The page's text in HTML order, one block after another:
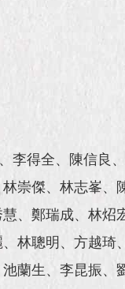
李得全、陳信良
崇傑、林志峯、
、鄭瑞成、林
林聰明、方越
蘭生、李昆振